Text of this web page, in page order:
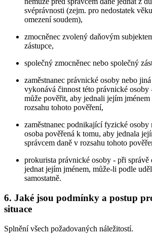
svéprávnosti (zejm. pro nedostatek
omezení soudem),
zmocněnec zvolený daňovým
zástupce,
společný zmocněnec nebo společný
zaměstnanec právnické osoby nebo
vykonává činnost této právnické osoby
může pověřit, aby jednali jejím jménem
rozsahu tohoto pověření,
zaměstnanec podnikající fyzické osoby
osoba pověřená k tomu, aby jednala
správcem daně v rozsahu tohoto
prokurista právnické osoby - při správě
jednat jejím jménem, může-li podle
samostatně.
6. Jaké jsou podmínky a postup
situace
Splnění všech požadovaných náležitostí.